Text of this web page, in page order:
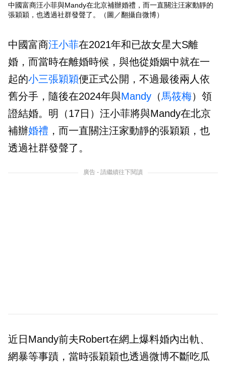
中國富商汪小菲與Mandy在北京補辦婚禮，而一直關注汪家動靜的
張穎穎，也透過社群發聲了。（圖／翻攝自微博）
中國富商汪小菲在2021年和已故女星大S離
婚，而當時在離婚時候，與他從婚姻中就在一
起的小三張穎穎便正式公開，不過最後兩人依
舊分手，隨後在2024年與Mandy （馬筱梅）領
證結婚。明（17日）汪小菲將與Mandy在北京
補辦婚禮 ，而一直關注汪家動靜的張穎穎，也
透過社群發聲了。
廣告 - 請繼續往下閱讀
近日Mandy前夫Robert在網上爆料婚內出軌、
網暴等事蹟，當時張穎穎也透過微博不斷吃瓜